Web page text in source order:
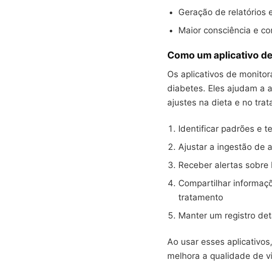
Geração de relatórios
Maior consciência e
Como um aplicativo
Os aplicativos de
diabetes. Eles ajudam a
ajustes na dieta e no
Identificar padrões e
Ajustar a ingestão de
Receber alertas
Compartilhar
tratamento
Manter um registro
Ao usar esses
melhora a qualidade de